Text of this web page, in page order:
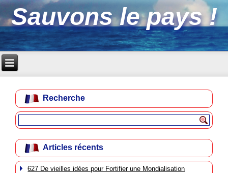
Sauvons le pays !
Recherche
Articles récents
627 De vieilles idées pour Fortifier une Mondialisation